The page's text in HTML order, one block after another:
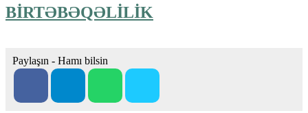
BİRTƏBƏQƏLİLİK
Paylaşın - Hamı bilsin